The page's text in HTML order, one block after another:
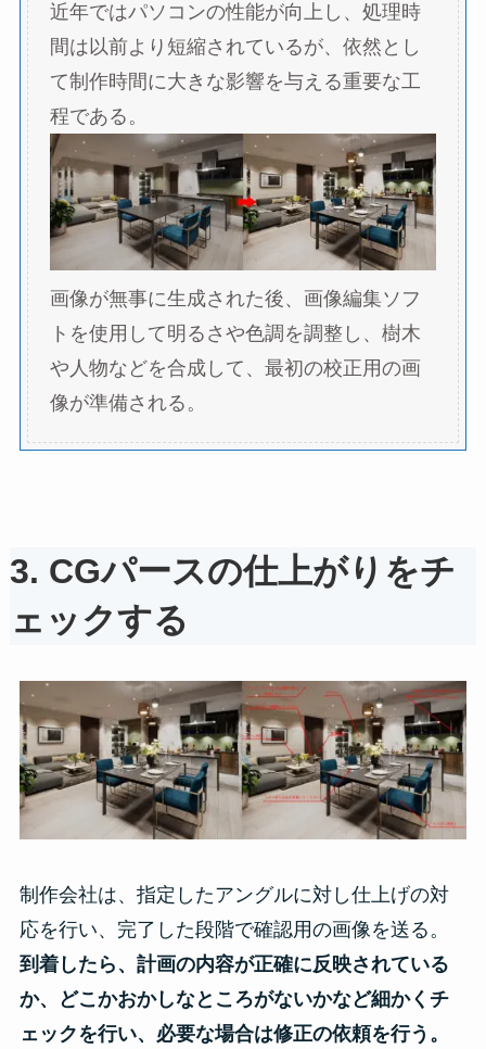
近年ではパソコンの性能が向上し、処理時
間は以前より短縮されているが、依然とし
て制作時間に大きな影響を与える重要な工
程である。
画像が無事に生成された後、画像編集ソフ
トを使用して明るさや色調を調整し、樹木
や人物などを合成して、最初の校正用の画
像が準備される。
3. CGパースの仕上がりをチ
ェックする
制作会社は、指定したアングルに対し仕上げの対
応を行い、完了した段階で確認用の画像を送る。
到着したら、計画の内容が正確に反映されている
か、どこかおかしなところがないかなど細かくチ
ェックを行い、必要な場合は修正の依頼を行う。